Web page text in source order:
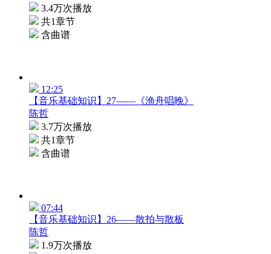
3.4万次播放
共1章节
含曲谱
12:25
【音乐基础知识】27——《渔舟唱晚》
陈哲
3.7万次播放
共1章节
含曲谱
07:44
【音乐基础知识】26——散拍与散板
陈哲
1.9万次播放